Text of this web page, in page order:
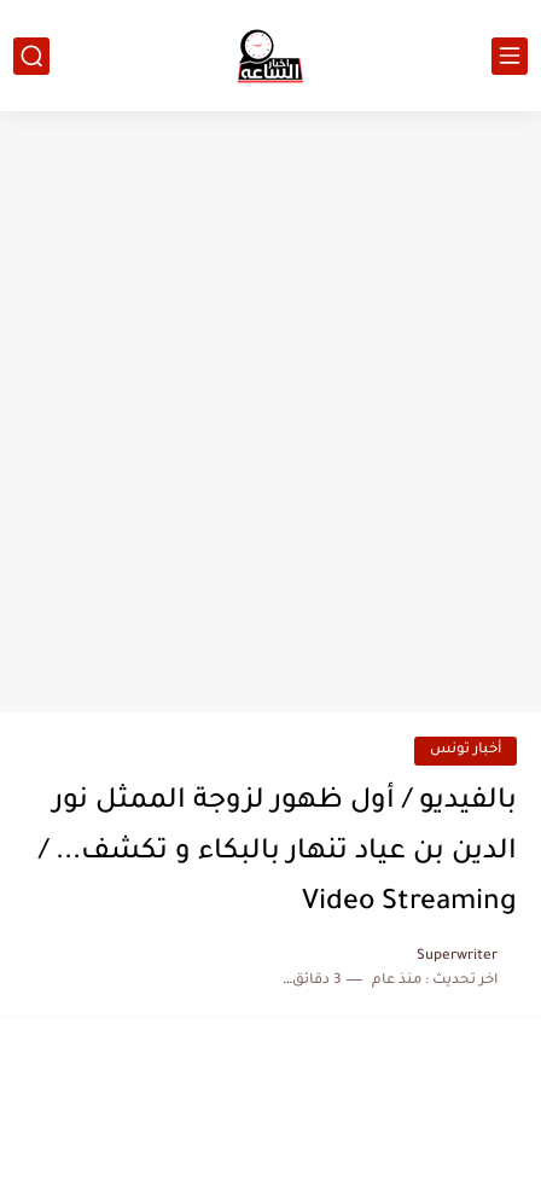
أخبار تونس
بالفيديو / أول ظهور لزوجة الممثل نور
الدين بن عياد تنهار بالبكاء و تكشف... /
Video Streaming
Superwriter
اخر تحديث :منذ عام 3 دقائق للقراءة